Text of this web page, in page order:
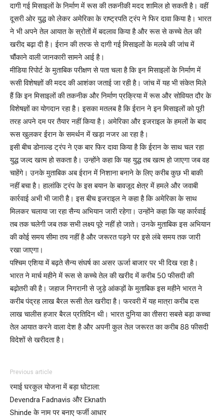
दागी गई मिसाइलों के निर्माण में रूस की तकनीकी मदद शामिल हो सकती है। वहीं
दूसरी ओर युद्ध को लेकर अमेरिका के राष्ट्रपति ट्रंप ने फिर दावा किया है। भारत
ने भी अपने तेल आयात के स्रोतों में बदलाव किया है और रूस से कच्चे तेल की
खरीद बढ़ा दी है। ईरान की तरफ से दागी गई मिसाइलों के मलबे की जांच में
चौंकाने वाली जानकारी सामने आई है।
मीडिया रिपोर्ट के मुताबिक परीक्षण से पता चला है कि इन मिसाइलों के निर्माण में
रूसी विशेषज्ञों की मदद की आशंका जताई जा रही है। जांच में यह भी संकेत मिले
हैं कि इन मिसाइलों की तकनीक और निर्माण प्रक्रिया में रूस और सोवियत दौर के
विशेषज्ञों का योगदान रहा है। इसका मतलब है कि ईरान ने इन मिसाइलों को पूरी
तरह अपने दम पर तैयार नहीं किया है। अमेरिका और इजराइल के हमलों के बाद
रूस खुलकर ईरान के समर्थन में खड़ा नजर आ रहा है।
इसी बीच डोनाल्ड ट्रंप ने एक बार फिर दावा किया है कि ईरान के साथ चल रहा
युद्ध जल्द खत्म हो सकता है। उन्होंने कहा कि यह युद्ध तब खत्म हो जाएगा जब वह
चाहेंगे। उनके मुताबिक अब ईरान में निशाना बनाने के लिए करीब कुछ भी बाकी
नहीं बचा है। हालांकि ट्रंप के इस बयान के बावजूद क्षेत्र में हमले और जवाबी
कार्रवाई अभी भी जारी है। इस बीच इजराइल ने कहा है कि अमेरिका के साथ
मिलकर चलाया जा रहा सैन्य अभियान जारी रहेगा। उन्होंने कहा कि यह कार्रवाई
तब तक चलेगी जब तक सभी लक्ष्य पूरे नहीं हो जाते। उनके मुताबिक इस अभियान
की कोई समय सीमा तय नहीं है और जरूरत पड़ने पर इसे लंबे समय तक जारी
रखा जाएगा।
पश्चिम एशिया में बढ़ते सैन्य संघर्ष का असर ऊर्जा बाजार पर भी दिख रहा है।
भारत ने मार्च महीने में रूस से कच्चे तेल की खरीद में करीब 50 फीसदी की
बढ़ोतरी की है। जहाज निगरानी से जुड़े आंकड़ों के मुताबिक इस महीने भारत ने
करीब पंद्रह लाख बैरल रूसी तेल खरीदा है। फरवरी में यह मात्रा करीब दस
लाख चालीस हजार बैरल प्रतिदिन थी। भारत दुनिया का तीसरा सबसे बड़ा कच्चा
तेल आयात करने वाला देश है और अपनी कुल तेल जरूरत का करीब 88 फीसदी
विदेशों से खरीदता है।
Previous article
रमाई घरकुल योजना में बड़ा घोटाला:
Devendra Fadnavis और Eknath
Shinde के नाम पर बनाए फर्जी आधार